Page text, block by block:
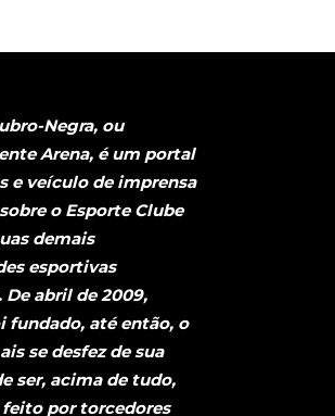
Negra, ou
Arena, é um portal
e veículo de imprensa
o Esporte Clube
demais
esportivas
abril de 2009,
fundado, até então, o
se desfez de sua
ser, acima de tudo,
por torcedores